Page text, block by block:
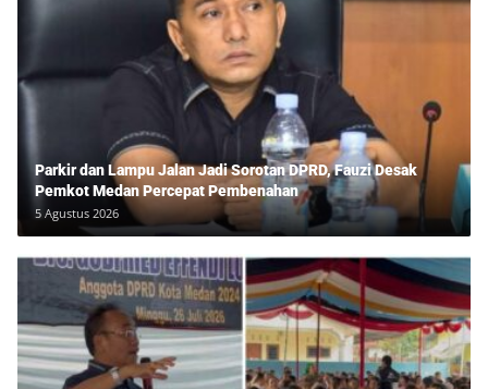
Parkir dan Lampu Jalan Jadi Sorotan DPRD, Fauzi Desak
Pemkot Medan Percepat Pembenahan
5 Agustus 2026